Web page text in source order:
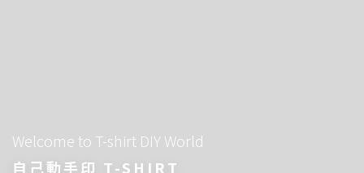
Welcome to T-shirt DIY World
自己動手印 T-SHIRT